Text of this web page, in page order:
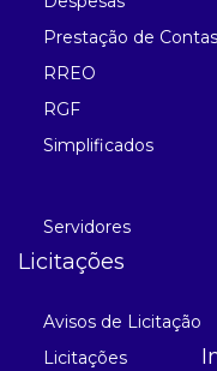
Prestação de Contas
RREO
RGF
Simplificados
Servidores
Licitações
Avisos de Licitação
Licitações